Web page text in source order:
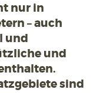
nur in
– auch
und
und
sind